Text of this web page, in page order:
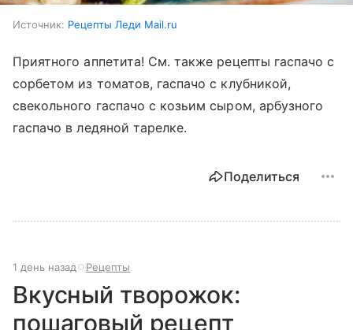
Источник: Рецепты Леди Mail.ru
Приятного аппетита! См. также рецепты гаспачо с
сорбетом из томатов, гаспачо с клубникой,
свекольного гаспачо с козьим сыром, арбузного
гаспачо в ледяной тарелке.
Поделиться
1 день назад Рецепты
Вкусный творожок:
пошаговый рецепт